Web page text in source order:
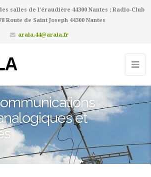
salles de l’éraudière 44300 Nantes ; Radio-Club
Route de Saint Joseph 44300 Nantes
arala.44@arala.fr
et